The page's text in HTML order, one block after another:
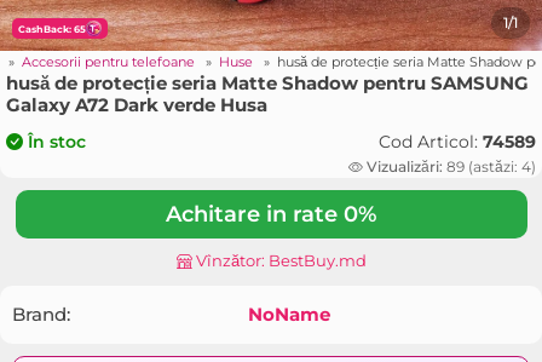
CashBack: 65 1/1
» Accesorii pentru telefoane » Huse » husă de protecție seria Matte Shadow
husă de protecție seria Matte Shadow pentru SAMSUNG
Galaxy A72 Dark verde Husa
În stoc Cod Articol: 74589
Vizualizări: 89 (astăzi: 4)
Achitare in rate 0%
Vînzător: BestBuy.md
Brand: NoName